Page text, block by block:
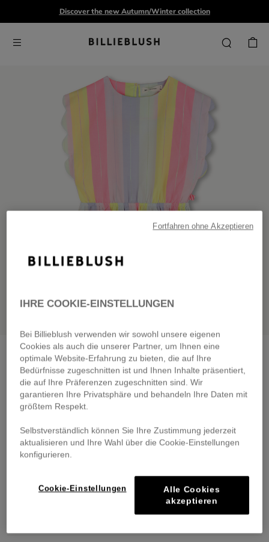
Discover the new Autumn/Winter collection
Short sleeve dressmulticoloured
From € 65,00
Pay in 4 interest-free instalments
🔒 Secure payment & easy returns
DESCRIPTION
TRACEABILITY
IHRE COOKIE-EINSTELLUNGEN
Bei Billieblush verwenden wir sowohl unsere eigenen
Cookies als auch die unserer Partner, um Ihnen eine
optimale Website-Erfahrung zu bieten, die auf Ihre
Bedürfnisse zugeschnitten ist und Ihnen Inhalte präsentiert,
die auf Ihre Präferenzen zugeschnitten sind. Wir
garantieren Ihre Privatsphäre und behandeln Ihre Daten mit
größtem Respekt.
Selbstverständlich können Sie Ihre Zustimmung jederzeit
aktualisieren und Ihre Wahl über die Cookie-Einstellungen
konfigurieren.
Cookie-Einstellungen
Alle Cookies
akzeptieren
Fortfahren ohne Akzeptieren